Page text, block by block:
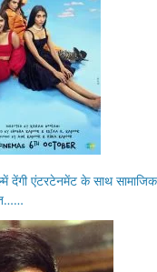
देंगी एंटरटेनमेंट के साथ